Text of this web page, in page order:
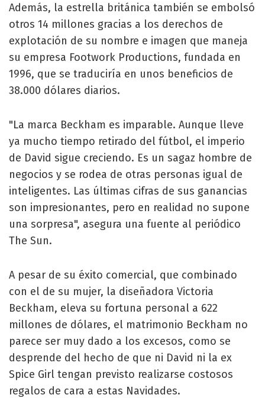
Además, la estrella británica también se embolsó
otros 14 millones gracias a los derechos de
explotación de su nombre e imagen que maneja
su empresa Footwork Productions, fundada en
1996, que se traduciría en unos beneficios de
38.000 dólares diarios.
"La marca Beckham es imparable. Aunque lleve
ya mucho tiempo retirado del fútbol, el imperio
de David sigue creciendo. Es un sagaz hombre de
negocios y se rodea de otras personas igual de
inteligentes. Las últimas cifras de sus ganancias
son impresionantes, pero en realidad no supone
una sorpresa", asegura una fuente al periódico
The Sun.
A pesar de su éxito comercial, que combinado
con el de su mujer, la diseñadora Victoria
Beckham, eleva su fortuna personal a 622
millones de dólares, el matrimonio Beckham no
parece ser muy dado a los excesos, como se
desprende del hecho de que ni David ni la ex
Spice Girl tengan previsto realizarse costosos
regalos de cara a estas Navidades.